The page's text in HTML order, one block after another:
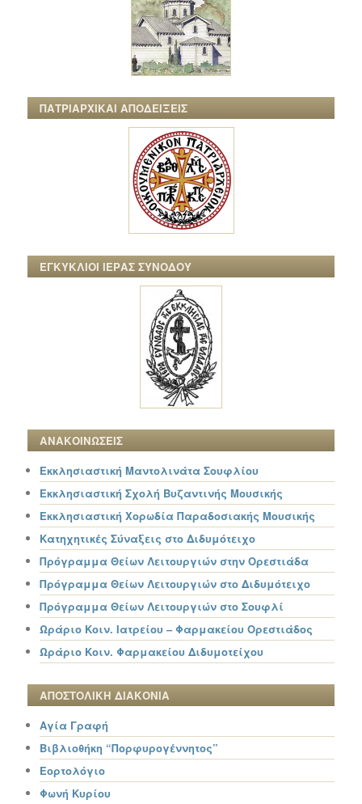
ΠΑΤΡΙΑΡΧΙΚΑΙ ΑΠΟΔΕΙΞΕΙΣ
ΕΓΚΥΚΛΙΟΙ ΙΕΡΑΣ ΣΥΝΟΔΟΥ
ΑΝΑΚΟΙΝΩΣΕΙΣ
Εκκλησιαστική Μαντολινάτα Σουφλίου
Εκκλησιαστική Σχολή Βυζαντινής Μουσικής
Εκκλησιαστική Χορωδία Παραδοσιακής Μουσικής
Κατηχητικές Σύναξεις στο Διδυμότειχο
Πρόγραμμα Θείων Λειτουργιών στην Ορεστιάδα
Πρόγραμμα Θείων Λειτουργιών στο Διδυμότειχο
Πρόγραμμα Θείων Λειτουργιών στο Σουφλί
Ωράριο Κοιν. Ιατρείου – Φαρμακείου Ορεστιάδος
Ωράριο Κοιν. Φαρμακείου Διδυμοτείχου
ΑΠΟΣΤΟΛΙΚΗ ΔΙΑΚΟΝΙΑ
Αγία Γραφή
Βιβλιοθήκη “Πορφυρογέννητος”
Εορτολόγιο
Φωνή Κυρίου